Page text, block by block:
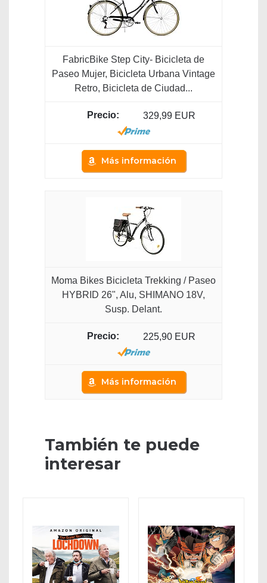
FabricBike Step City- Bicicleta de
Paseo Mujer, Bicicleta Urbana Vintage
Retro, Bicicleta de Ciudad...
329,99 EUR
Más información
Moma Bikes Bicicleta Trekking / Paseo
HYBRID 26", Alu, SHIMANO 18V,
Susp. Delant.
225,90 EUR
Más información
También te puede
interesar